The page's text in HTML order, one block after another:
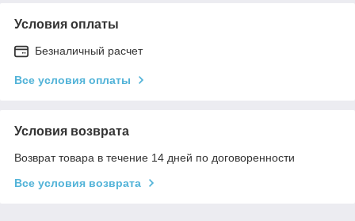
Условия оплаты
Безналичный расчет
Все условия оплаты
Условия возврата
Возврат товара в течение 14 дней по договоренности
Все условия возврата